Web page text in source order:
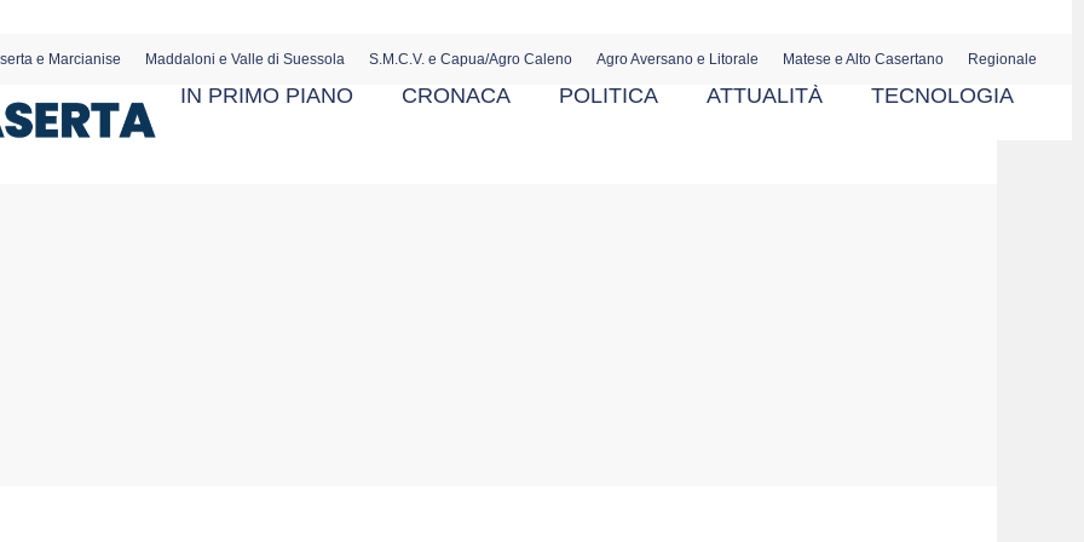
e Marcianise Maddaloni e Valle di Suessola S.M.C.V. e Capua/Agro Caleno Agro Aversano e Litorale Matese e Alto Casertano Regionale
IN PRIMO PIANO CRONACA POLITICA ATTUALITÀ TECNOLOGIA